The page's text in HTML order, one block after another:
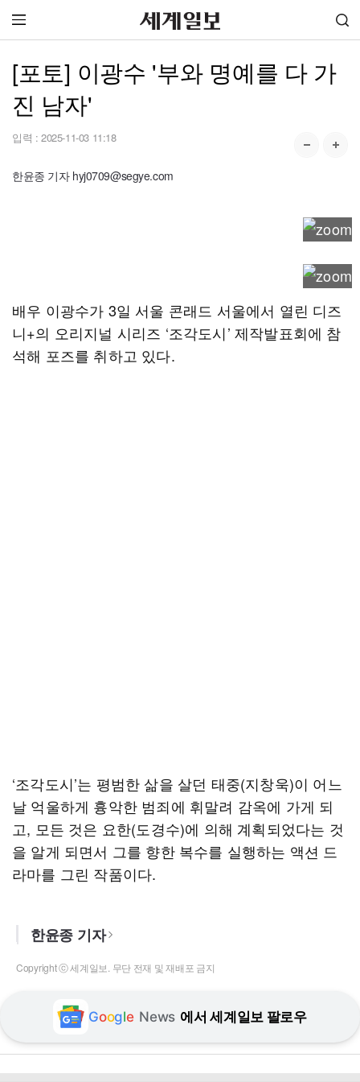
[포토] 이광수 '부와 명예를 다 가
진 남자'
입력 : 2025-11-03 11:18
한윤종 기자 hyj0709@segye.com
배우 이광수가 3일 서울 콘래드 서울에서 열린 디즈
니+의 오리지널 시리즈 ‘조각도시’ 제작발표회에 참
석해 포즈를 취하고 있다.
‘조각도시’는 평범한 삶을 살던 태중(지창욱)이 어느
날 억울하게 흉악한 범죄에 휘말려 감옥에 가게 되
고, 모든 것은 요한(도경수)에 의해 계획되었다는 것
을 알게 되면서 그를 향한 복수를 실행하는 액션 드
라마를 그린 작품이다.
한윤종 기자
Copyright ⓒ 세계일보. 무단 전재 및 재배포 금지
Google News 에서 세계일보 팔로우